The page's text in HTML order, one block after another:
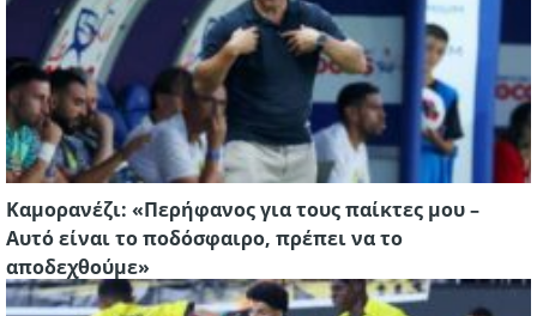
Καμορανέζι: «Περήφανος για τους παίκτες μου –
Αυτό είναι το ποδόσφαιρο, πρέπει να το
αποδεχθούμε»